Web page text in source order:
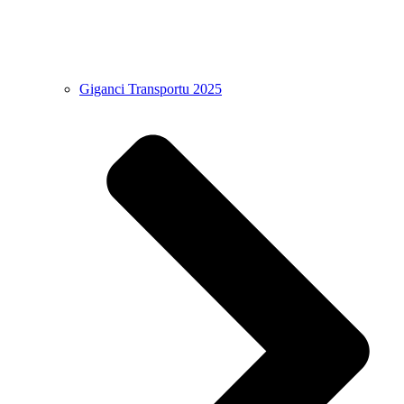
Giganci Transportu 2025